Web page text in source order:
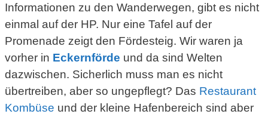
Informationen zu den Wanderwegen, gibt es nicht
einmal auf der HP. Nur eine Tafel auf der
Promenade zeigt den Fördesteig. Wir waren ja
vorher in Eckernförde und da sind Welten
dazwischen. Sicherlich muss man es nicht
übertreiben, aber so ungepflegt? Das Restaurant
Kombüse und der kleine Hafenbereich sind aber